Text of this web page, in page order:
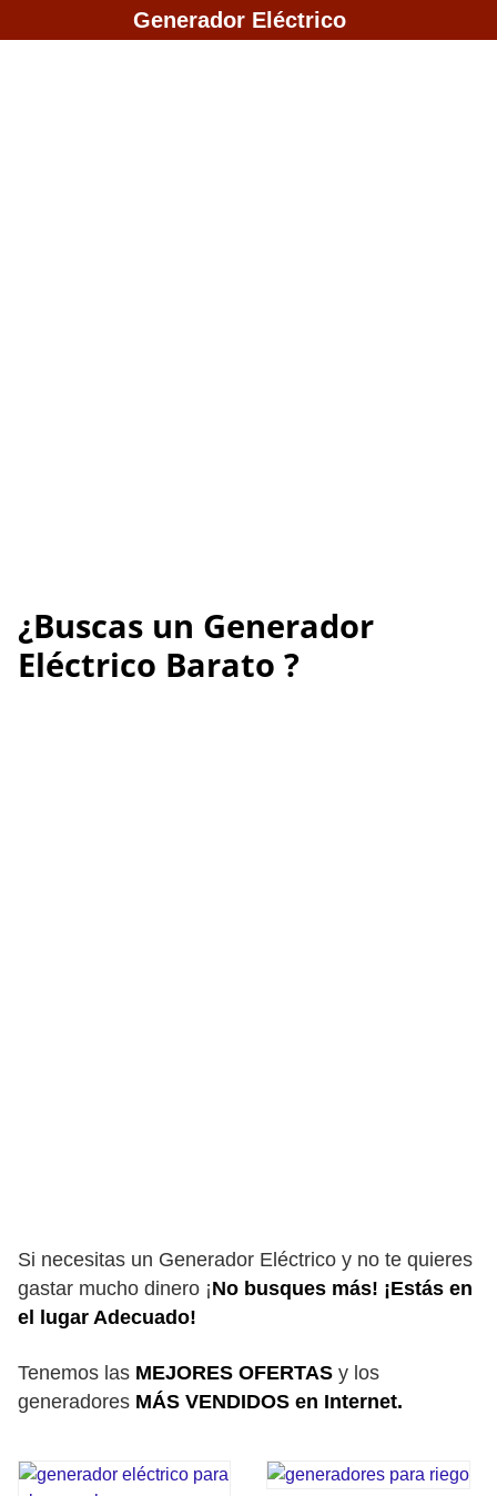
al
Generador Eléctrico
¿Buscas un Generador
Eléctrico Barato ?
Si necesitas un Generador Eléctrico y no te quieres
gastar mucho dinero ¡No busques más! ¡Estás en
el lugar Adecuado!
Tenemos las MEJORES OFERTAS y los
generadores MÁS VENDIDOS en Internet.